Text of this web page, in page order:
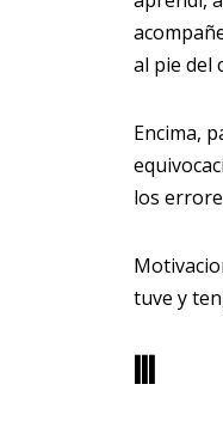
al pie del
Encima,
los
tuve y
III